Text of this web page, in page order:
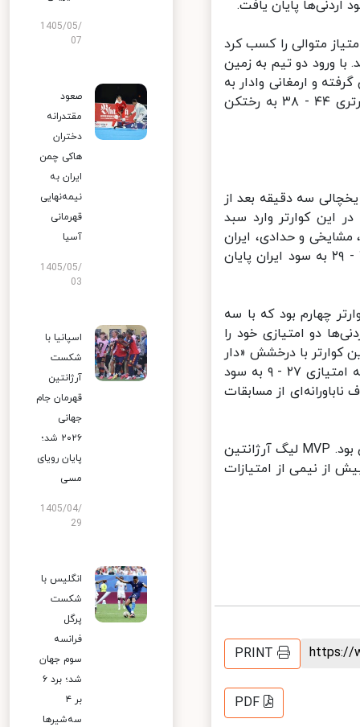
دوم، با سه امتیازی مشایخی و دو امتیازی حسن‌زاده ایران ۵ امتیاز متوالی را کسب کرد
ورود دو تیم به زمین
زیادتر شد تا با درخشش تاکر اردن ۳۵ - ۲۹ پیشی گرفته و ارمغانی وادار به
گرفتن وقت استراحت شود. کوارتر دوم ۲۰ - ۲۰ مساوی شد تا اردنی‌ها با برتری ۴۴ - ۳۸ به رختکن
سه دقیقه بعد از
در این کوارتر وارد سبد
مشایخی و حدادی، ایران
۵۶ - ۶۲ پیش افتاد تا اردنی‌ها تقاضای وقت استراحت کنند. این کوارتر ۲۰ - ۲۹ به سود ایران پایان
چهارم بود که با سه
اردنی‌ها دو امتیازی خود را
۷۰ به سود اردن شود. این کوارتر با درخشش «دار
تاکر» (شوتینگ گارد اردن) و «فردی ابراهیم» (پوینت گارد) در پرتاب‌های سه امتیازی ۲۷ - ۹ به سود
شود و حذف ناباورانه‌ای از مسابقات
در این بازی «دار تاکر» شوتینگ گارد آمریکایی الاصل اردنی‌ها ستاره اول بازی بود. MVP لیگ آرژانتین
«فردی ابراهیم»، بیش از نیمی از امتیازات
PRINT
PDF
1405/05/
07
صعود
مقتدرانه
دختران
هاکی چمن
ایران به
نیمه‌نهایی
قهرمانی
آسیا
1405/05/
03
اسپانیا با
شکست
آرژانتین
قهرمان جام
جهانی
۲۰۲۶ شد؛
پایان رویای
مسی
1405/04/
29
انگلیس با
شکست
پرگل
فرانسه
سوم جهان
شد؛ برد ۶
بر ۴
سه‌شیرها